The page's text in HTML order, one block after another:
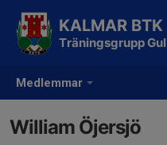
Medlemmar
KALMAR BTK
Träningsgrupp Gul
William Öjersjö